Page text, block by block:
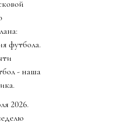
футбола.
- наша
2026.